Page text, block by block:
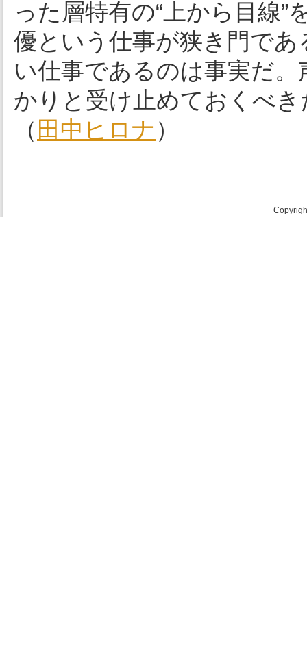
った層特有の“上から目線
優という仕事が狭き門で
い仕事であるのは事実だ
かりと受け止めておくべ
（ 田中ヒロナ ）